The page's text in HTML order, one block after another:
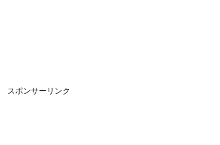
スポンサーリンク